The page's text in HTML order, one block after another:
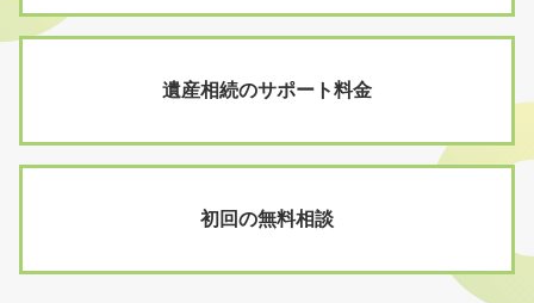
遺産相続のサポート料金
初回の無料相談